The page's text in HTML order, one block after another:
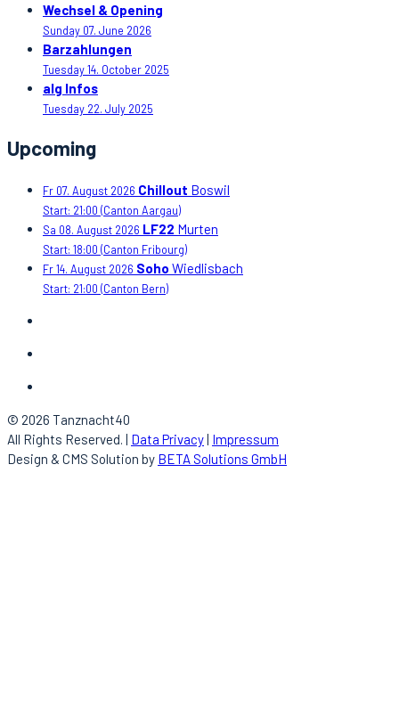
Wechsel & Opening
Sunday 07. June 2026
Barzahlungen
Tuesday 14. October 2025
alg Infos
Tuesday 22. July 2025
Upcoming
Fr 07. August 2026 Chillout Boswil
Start: 21:00 (Canton Aargau)
Sa 08. August 2026 LF22 Murten
Start: 18:00 (Canton Fribourg)
Fr 14. August 2026 Soho Wiedlisbach
Start: 21:00 (Canton Bern)
© 2026 Tanznacht40
All Rights Reserved. | Data Privacy| Impressum
Design & CMS Solution by BETA Solutions GmbH